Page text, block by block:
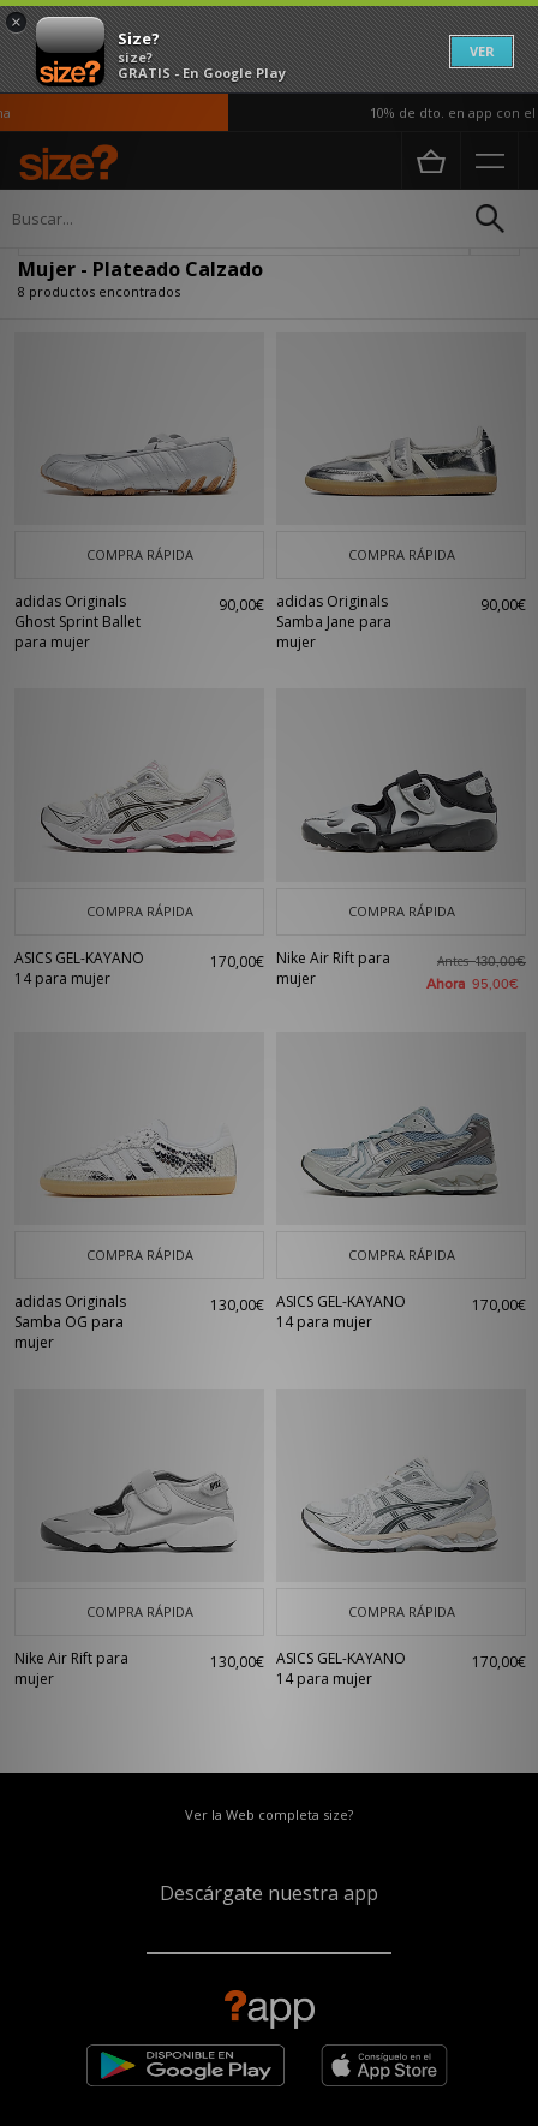
×
Size?
size?
GRATIS - En Google Play
VER
10% de dto. en app con el
Página principal
Mujer - Plateado Calzado
8 productos encontrados
COMPRA RÁPIDA
adidas Originals
Ghost Sprint Ballet
para mujer
90,00€
COMPRA RÁPIDA
adidas Originals
Samba Jane para
mujer
90,00€
COMPRA RÁPIDA
ASICS GEL-KAYANO
14 para mujer
170,00€
COMPRA RÁPIDA
Nike Air Rift para
mujer
Antes130,00€
Ahora 95,00€
COMPRA RÁPIDA
adidas Originals
Samba OG para
mujer
130,00€
COMPRA RÁPIDA
ASICS GEL-KAYANO
14 para mujer
170,00€
COMPRA RÁPIDA
Nike Air Rift para
mujer
130,00€
COMPRA RÁPIDA
ASICS GEL-KAYANO
14 para mujer
170,00€
Ver la Web completa size?
Descárgate nuestra app